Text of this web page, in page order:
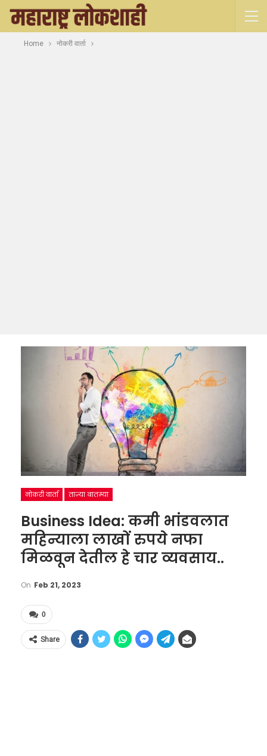
Home नोकरी वार्ता
नोकरी वार्ता ताज्या बातम्या
Business Idea: कमी भांडवलात
महिन्याला लाखों रुपये नफा
मिळवून देतील हे चार व्यवसाय..
On Feb 21, 2023
0
Share